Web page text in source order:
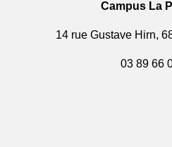
Campus La
14 rue Gustave Hirn,
03 89 66